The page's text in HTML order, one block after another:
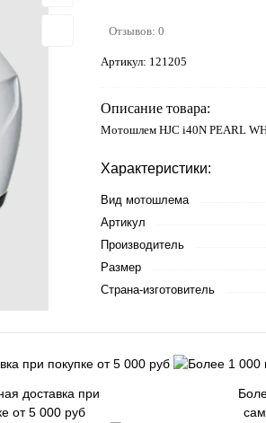
Отзывов: 0
Артикул: 121205
Описание товара:
Мотошлем HJC i40N PEARL
Характеристики:
Вид мотошлема
Артикул
Производитель
Размер
Страна-изготовитель
доставка при
от 5 000 руб